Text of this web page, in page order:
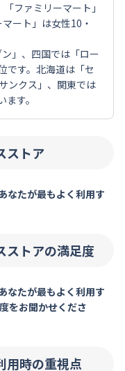
ファミリーマート」
ート」は女性10・
」、四国では「ロー
です。北海道は「セ
ンクス」、関東では
す。
ストア
なたが最もよく利用す
ストアの満足度
なたが最もよく利用す
をお聞かせくださ
用時の重視点